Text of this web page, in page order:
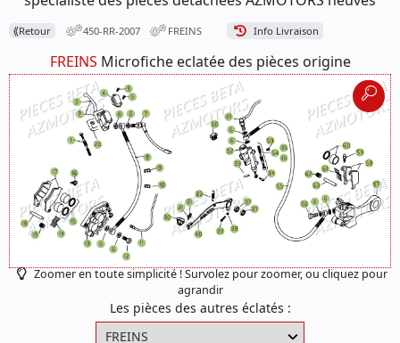
⟪Retour 450-RR-2007 FREINS Info Livraison
FREINS Microfiche eclatée des pièces origine
Zoomer en toute simplicité ! Survolez pour zoomer, ou cliquez pour
agrandir
Les pièces des autres éclatés :